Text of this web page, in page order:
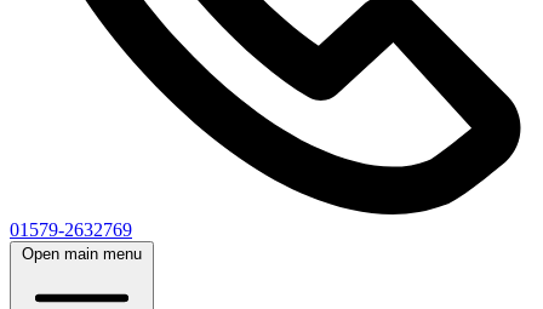
01579-2632769
Open main menu